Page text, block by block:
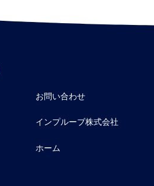
お問い合わせ
インプルーブ株式会社
ホーム